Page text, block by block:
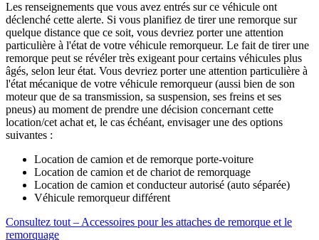
Les renseignements que vous avez entrés sur ce véhicule ont
déclenché cette alerte. Si vous planifiez de tirer une remorque sur
quelque distance que ce soit, vous devriez porter une attention
particulière à l'état de votre véhicule remorqueur. Le fait de tirer une
remorque peut se révéler très exigeant pour certains véhicules plus
âgés, selon leur état. Vous devriez porter une attention particulière à
l'état mécanique de votre véhicule remorqueur (aussi bien de son
moteur que de sa transmission, sa suspension, ses freins et ses
pneus) au moment de prendre une décision concernant cette
location/cet achat et, le cas échéant, envisager une des options
suivantes :
Location de camion et de remorque porte-voiture
Location de camion et de chariot de remorquage
Location de camion et conducteur autorisé (auto séparée)
Véhicule remorqueur différent
Consultez tout – Accessoires pour les attaches de remorque et le
remorquage